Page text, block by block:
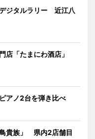
ジタルラリー 近江八
店「たまにわ酒店」
アノ2台を弾き比べ
貴族」 県内2店舗目